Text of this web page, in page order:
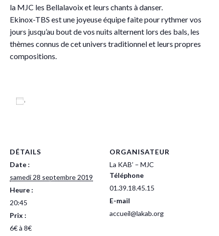
la MJC les Bellalavoix et leurs chants à danser.
Ekinox-TBS est une joyeuse équipe faite pour rythmer vos
jours jusqu’au bout de vos nuits alternent lors des bals, les
thèmes connus de cet univers traditionnel et leurs propres
compositions.
DÉTAILS
Date :
samedi 28 septembre 2019
Heure :
20:45
Prix :
6€ à 8€
ORGANISATEUR
La KAB’ – MJC
Téléphone
01.39.18.45.15
E-mail
accueil@lakab.org